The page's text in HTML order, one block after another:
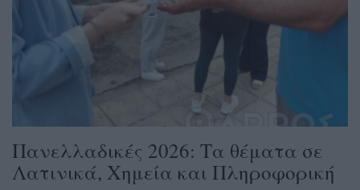
Πανελλαδικές 2026: Τα θέματα σε
Λατινικά, Χημεία και Πληροφορική